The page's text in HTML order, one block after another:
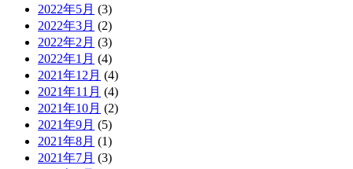
2022年5月 (3)
2022年3月 (2)
2022年2月 (3)
2022年1月 (4)
2021年12月 (4)
2021年11月 (4)
2021年10月 (2)
2021年9月 (5)
2021年8月 (1)
2021年7月 (3)